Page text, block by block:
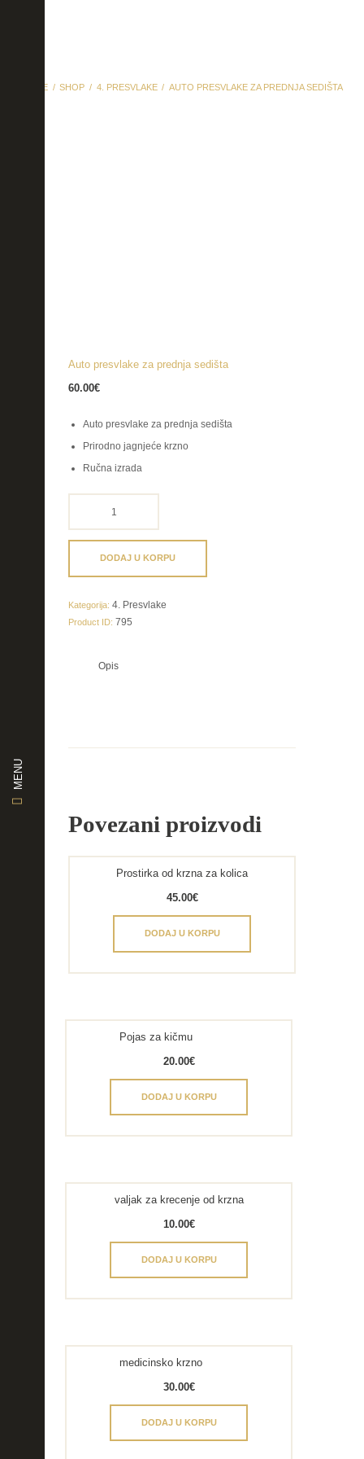
MENU
HOME SHOP 4. PRESVLAKE AUTO PRESVLAKE ZA PREDNJA SEDIŠTA
Auto presvlake za prednja sedišta
60.00€
Auto presvlake za prednja sedišta
Prirodno jagnjeće krzno
Ručna izrada
prednjaDODAJ U KORPU
Kategorija: 4. Presvlake
Product ID: 795
Opis
Povezani proizvodi
Prostirka od krzna za kolica
45.00€
DODAJ U KORPU
Pojas za kičmu
20.00€
DODAJ U KORPU
valjak za krecenje od krzna
10.00€
DODAJ U KORPU
medicinsko krzno
30.00€
DODAJ U KORPU